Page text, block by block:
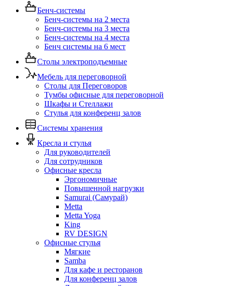
Бенч-системы
Бенч-системы на 2 места
Бенч-системы на 3 места
Бенч-системы на 4 места
Бенч системы на 6 мест
Столы электроподъемные
Мебель для переговорной
Столы для Переговоров
Тумбы офисные для переговорной
Шкафы и Стеллажи
Стулья для конференц залов
Системы хранения
Кресла и стулья
Для руководителей
Для сотрудников
Офисные кресла
Эргономичные
Повышенной нагрузки
Samurai (Самурай)
Metta
Metta Yoga
King
RV DESIGN
Офисные стулья
Мягкие
Samba
Для кафе и ресторанов
Для конференц залов